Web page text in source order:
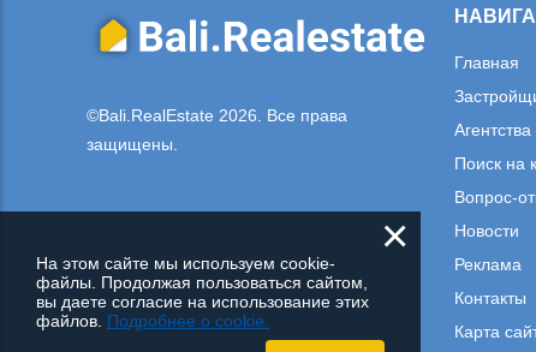
©Bali.RealEstate 2026. Все права
защищены.
Главная
Поиск на
Вопрос-
Новости
Реклама
Контакты
Карта
×
На этом сайте мы используем cookie-
файлы. Продолжая пользоваться сайтом,
вы даете согласие на использование этих
файлов. Подробнее о cookie.